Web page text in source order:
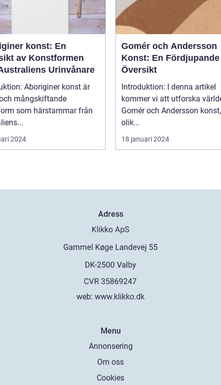
konst: En
av Konstformen
Urinvånare
Aboriginer konst är
mångskiftande
som härstammar från
2024
Gomér och Andersson
Konst: En Fördjupande
Översikt
Introduktion: I denna artikel
kommer vi att utforska
Gomér och Andersson
olik...
18 januari 2024
Adress
web: www.klikko.dk
Menu
Annonsering
Om oss
Cookies